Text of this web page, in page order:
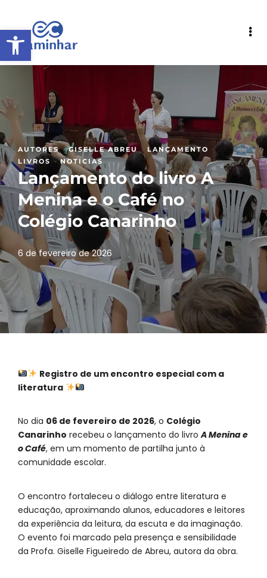
Abrir a barra de ferramentas
AUTORES·GISELLE ABREU· LANÇAMENTO ·
LIVROS ·NOTICIAS
Lançamento do livro A
Menina e o Café no
Colégio Canarinho
6 de fevereiro de 2026
Registro de um encontro especial com a
literatura
No dia 06 de fevereiro de 2026, o Colégio
Canarinho recebeu o lançamento do livroA Menina e
o Café, em um momento de partilha junto à
comunidade escolar.
O encontro fortaleceu o diálogo entre literatura e
educação, aproximando alunos, educadores e leitores
da experiência da leitura, da escuta e da imaginação.
O evento foi marcado pela presença e sensibilidade
da Profa. Giselle Figueiredo de Abreu, autora da obra.